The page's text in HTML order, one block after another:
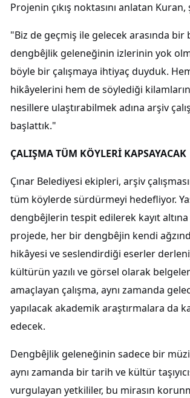
Projenin çıkış noktasını anlatan
"Biz de geçmiş ile gelecek arasında
dengbêjlik geleneğinin izlerinin yok
böyle bir çalışmaya ihtiyaç duyduk.
hikâyelerini hem de söylediği
nesillere ulaştırabilmek adına arşiv
başlattık."
ÇALIŞMA TÜM KÖYLERİ KAPSAYACAK
Çınar Belediyesi ekipleri, arşiv
tüm köylerde sürdürmeyi hedefliyor.
dengbêjlerin tespit edilerek kayıt altına
projede, her bir dengbêjin kendi
hikâyesi ve seslendirdiği eserler
kültürün yazılı ve görsel olarak
amaçlayan çalışma, aynı zamanda
yapılacak akademik araştırmalara da
edecek.
Dengbêjlik geleneğinin sadece bir
aynı zamanda bir tarih ve kültür
vurgulayan yetkililer, bu mirasın